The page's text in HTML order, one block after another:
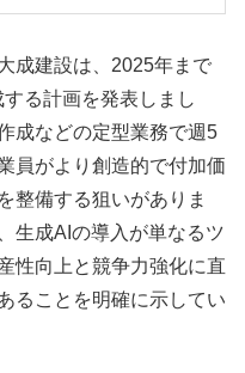
成建設は、2025年まで
る計画を発表しまし
成などの定型業務で週5
員がより創造的で付加価
整備する狙いがありま
生成AIの導入が単なるツ
性向上と競争力強化に直
ることを明確に示してい